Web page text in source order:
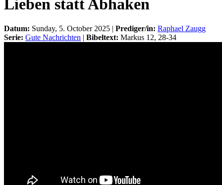
Lieben statt Abhaken
Datum: Sunday, 5. October 2025 | Prediger/in: Raphael Zaugg
Serie: Gute Nachrichten | Bibeltext: Markus 12, 28-34